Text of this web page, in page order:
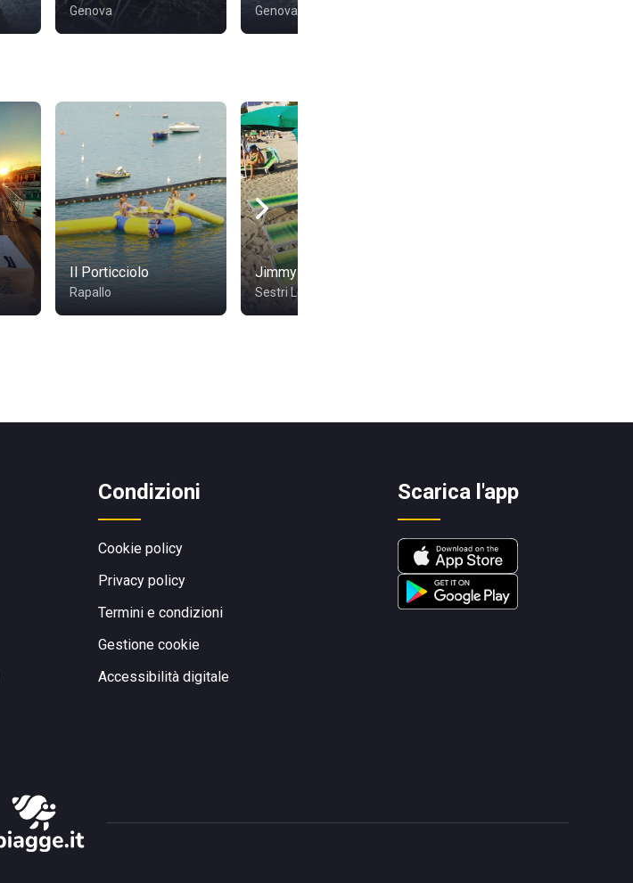
Genova Genova
Il Porticciolo
Rapallo
Jimmy Beach
Sestri Levante
Condizioni
Cookie policy
Privacy policy
Termini e condizioni
Gestione cookie
Accessibilità digitale
Scarica l'app